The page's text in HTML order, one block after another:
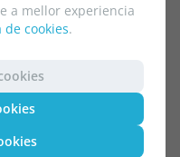
a mellor experiencia
de cookies.